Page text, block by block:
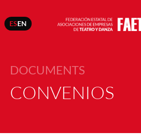
ESEN
DOCUMENTS
CONVENIOS